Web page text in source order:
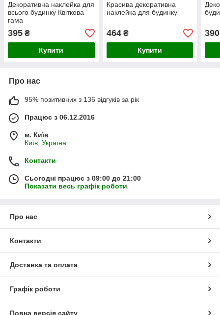
Декоративна наклейка для
всього будинку Квіткова
гама
395 ₴
Купити
Красива декоративна
наклейка для будинку
464₴
Купити
390
Про нас
95% позитивних з 136 відгуків за рік
Працює з 06.12.2016
м. Київ
Київ, Україна
Контакти
Сьогодні працює з 09:00 до 21:00
Показати весь графік роботи
Про нас
Контакти
Доставка та оплата
Графік роботи
Повна версія сайту